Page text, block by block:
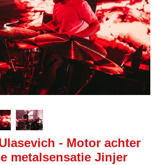
- Motor achter
metalsensatie Jinjer